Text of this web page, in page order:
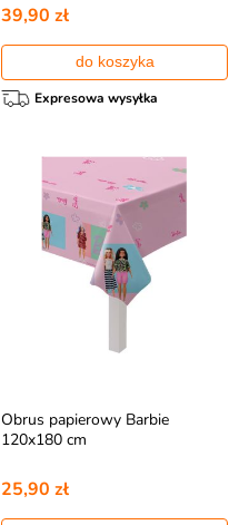
39,90 zł
do koszyka
Expresowa wysyłka
Obrus papierowy Barbie
120x180 cm
25,90 zł